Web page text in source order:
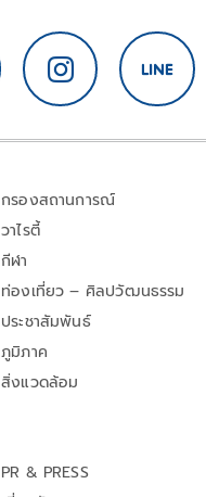
กรองสถานการณ์
วาไรตี้
กีฬา
ท่องเที่ยว – ศิลปวัฒนธรรม
ประชาสัมพันธ์
ภูมิภาค
สิ่งแวดล้อม
PR & PRESS